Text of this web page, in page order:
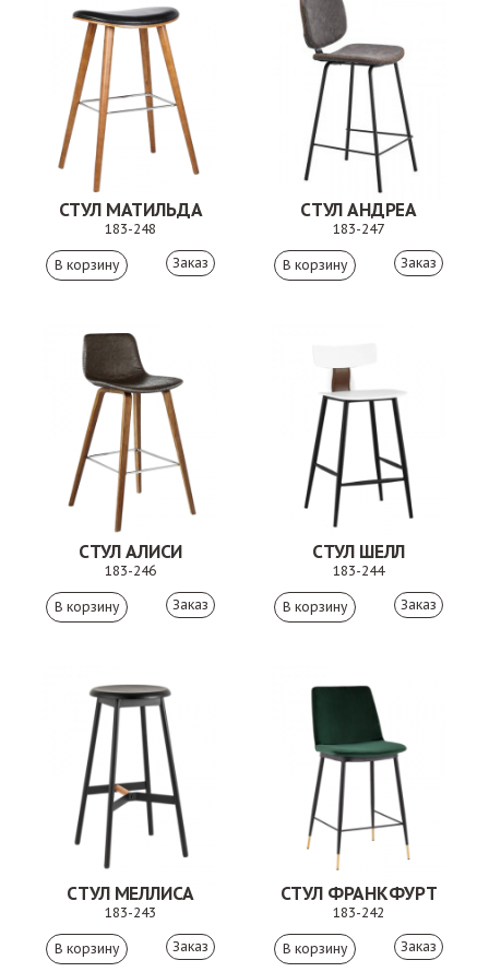
СТУЛ МАТИЛЬДА
183-248
Заказ
СТУЛ АНДРЕА
183-247
Заказ
СТУЛ АЛИСИ
183-246
Заказ
СТУЛ ШЕЛЛ
183-244
Заказ
СТУЛ МЕЛЛИСА
183-243
Заказ
СТУЛ ФРАНКФУРТ
183-242
Заказ